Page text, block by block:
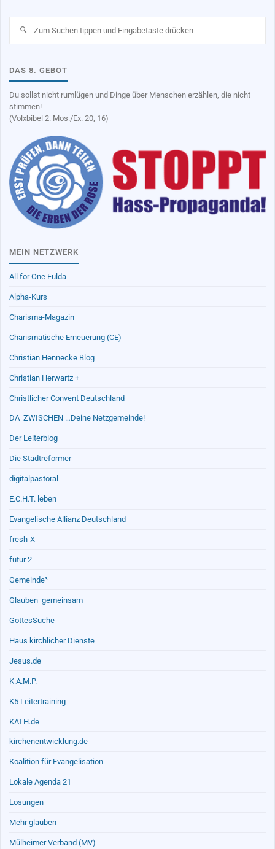
DAS 8. GEBOT
Du sollst nicht rumlügen und Dinge über Menschen erzählen, die nicht
stimmen!
(Volxbibel 2. Mos./Ex. 20, 16)
MEIN NETZWERK
All for One Fulda
Alpha-Kurs
Charisma-Magazin
Charismatische Erneuerung (CE)
Christian Hennecke Blog
Christian Herwartz +
Christlicher Convent Deutschland
DA_ZWISCHEN …Deine Netzgemeinde!
Der Leiterblog
Die Stadtreformer
digitalpastoral
E.C.H.T. leben
Evangelische Allianz Deutschland
fresh-X
futur 2
Gemeinde³
Glauben_gemeinsam
GottesSuche
Haus kirchlicher Dienste
Jesus.de
K.A.M.P.
K5 Leitertraining
KATH.de
kirchenentwicklung.de
Koalition für Evangelisation
Lokale Agenda 21
Losungen
Mehr glauben
Mülheimer Verband (MV)